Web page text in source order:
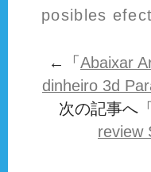
posibles
←「 Abaixar
dinheiro 3d
次の記事へ「
review